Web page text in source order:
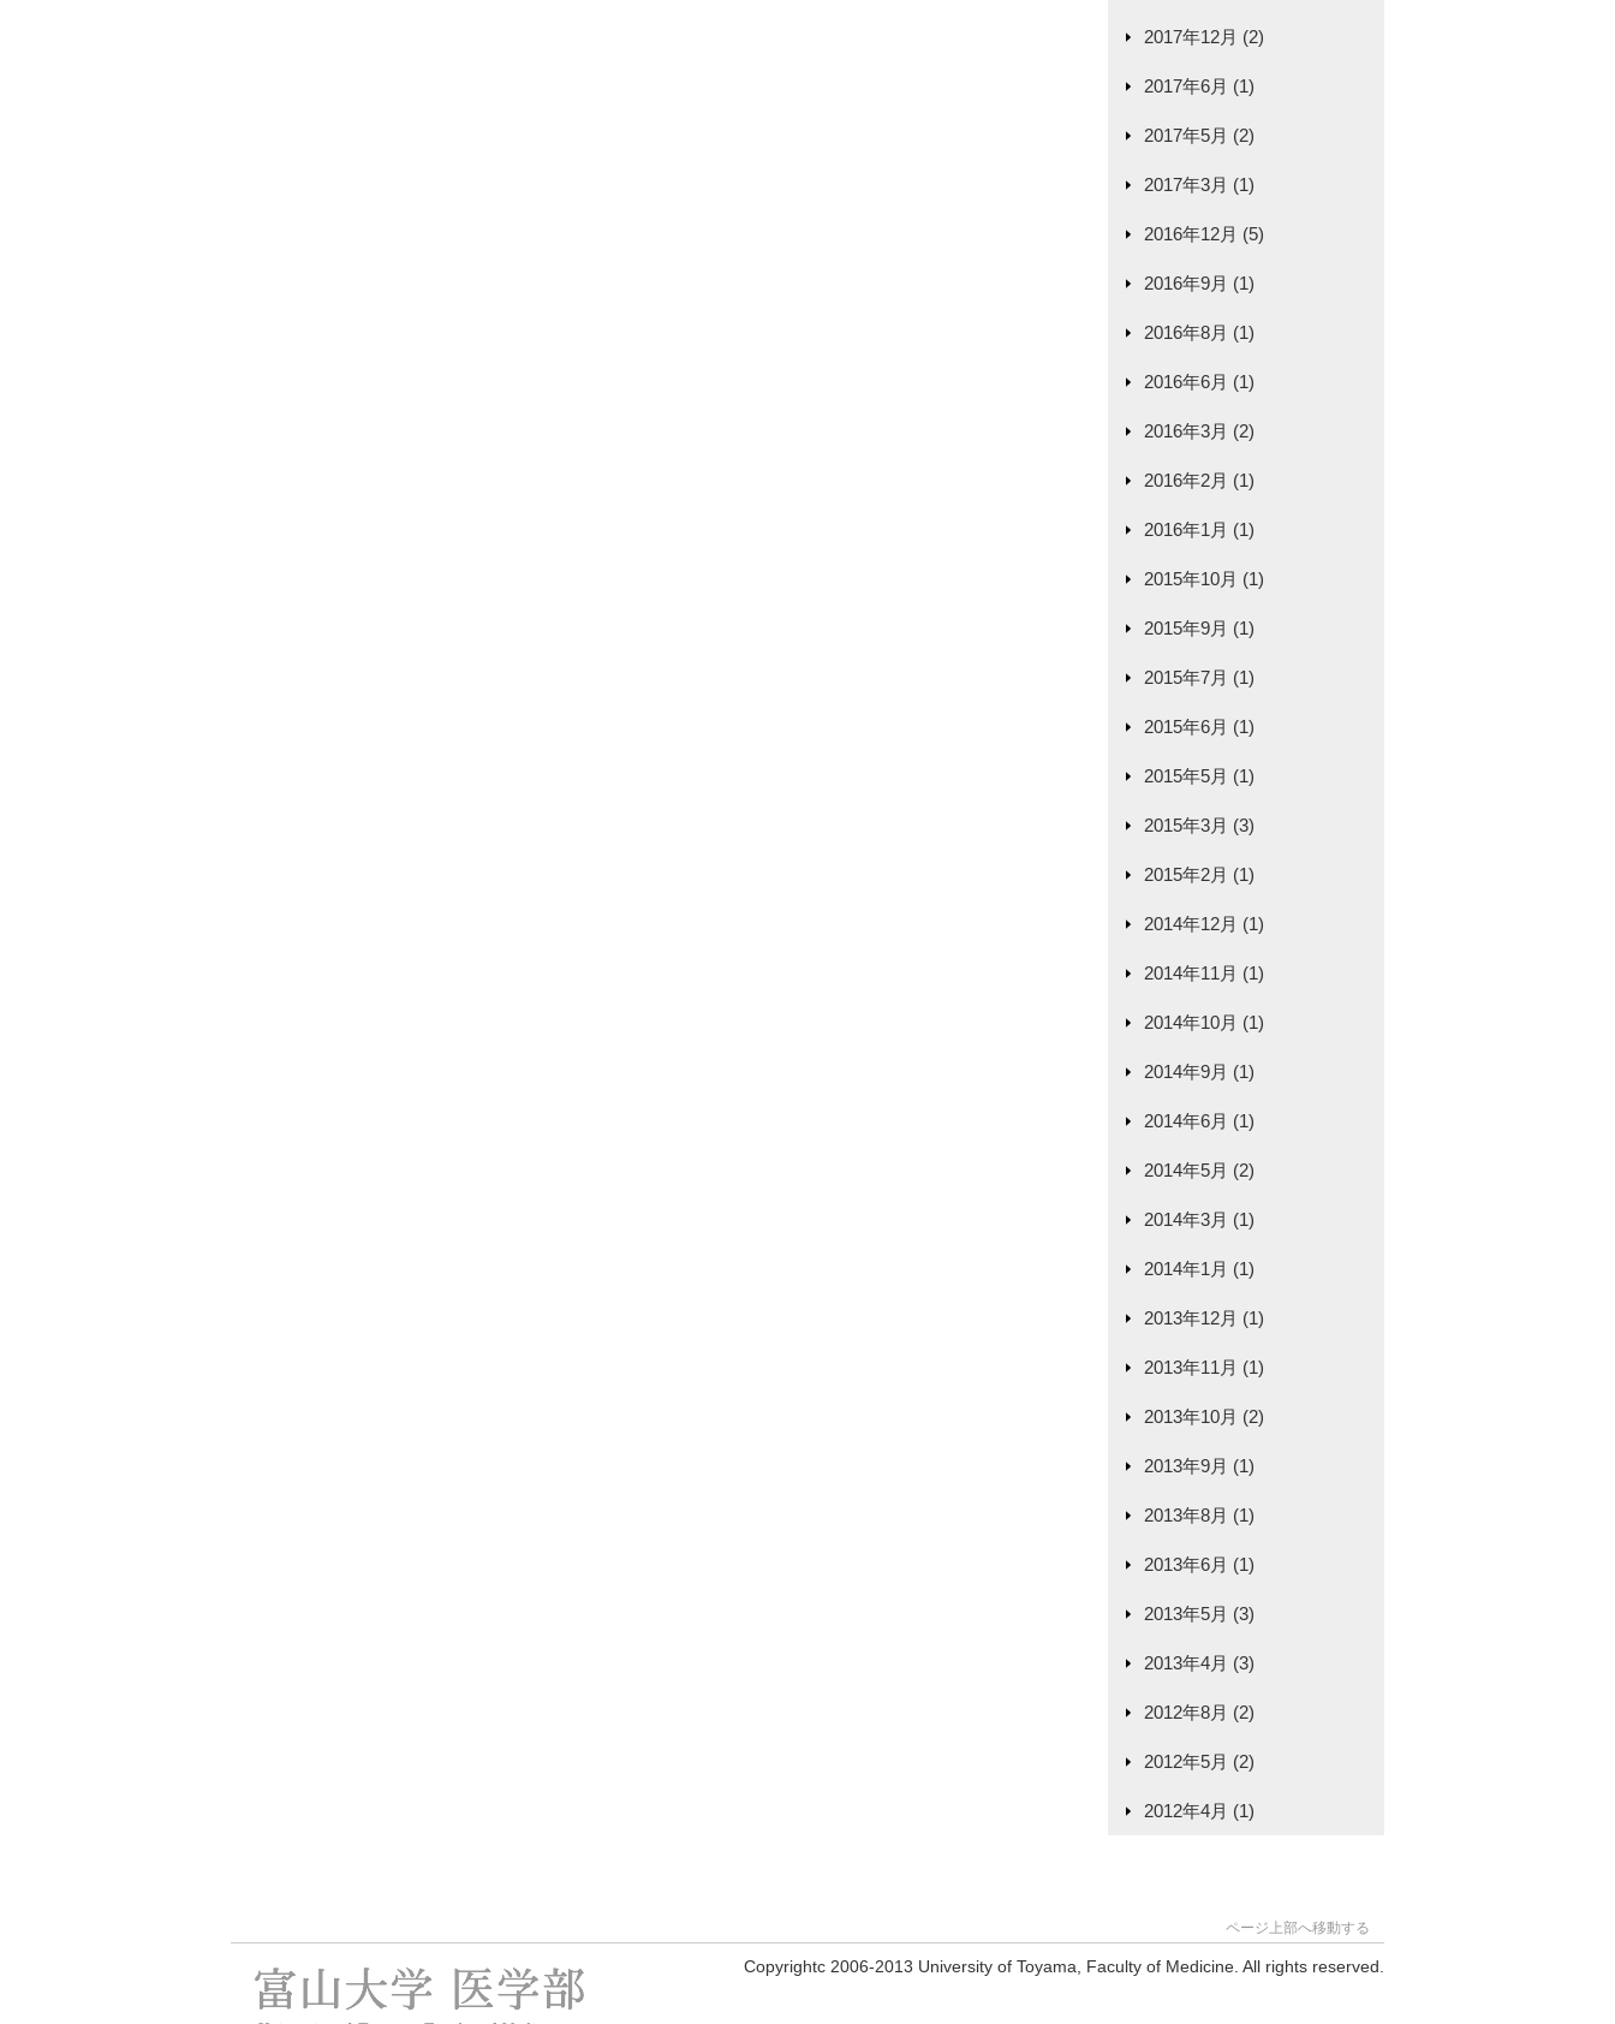
2017年12月 (2)
2017年6月 (1)
2017年5月 (2)
2017年3月 (1)
2016年12月 (5)
2016年9月 (1)
2016年8月 (1)
2016年6月 (1)
2016年3月 (2)
2016年2月 (1)
2016年1月 (1)
2015年10月 (1)
2015年9月 (1)
2015年7月 (1)
2015年6月 (1)
2015年5月 (1)
2015年3月 (3)
2015年2月 (1)
2014年12月 (1)
2014年11月 (1)
2014年10月 (1)
2014年9月 (1)
2014年6月 (1)
2014年5月 (2)
2014年3月 (1)
2014年1月 (1)
2013年12月 (1)
2013年11月 (1)
2013年10月 (2)
2013年9月 (1)
2013年8月 (1)
2013年6月 (1)
2013年5月 (3)
2013年4月 (3)
2012年8月 (2)
2012年5月 (2)
2012年4月 (1)
ページ上部へ移動する
Copyrightc 2006-2013 University of Toyama, Faculty of Medicine. All rights reserved.